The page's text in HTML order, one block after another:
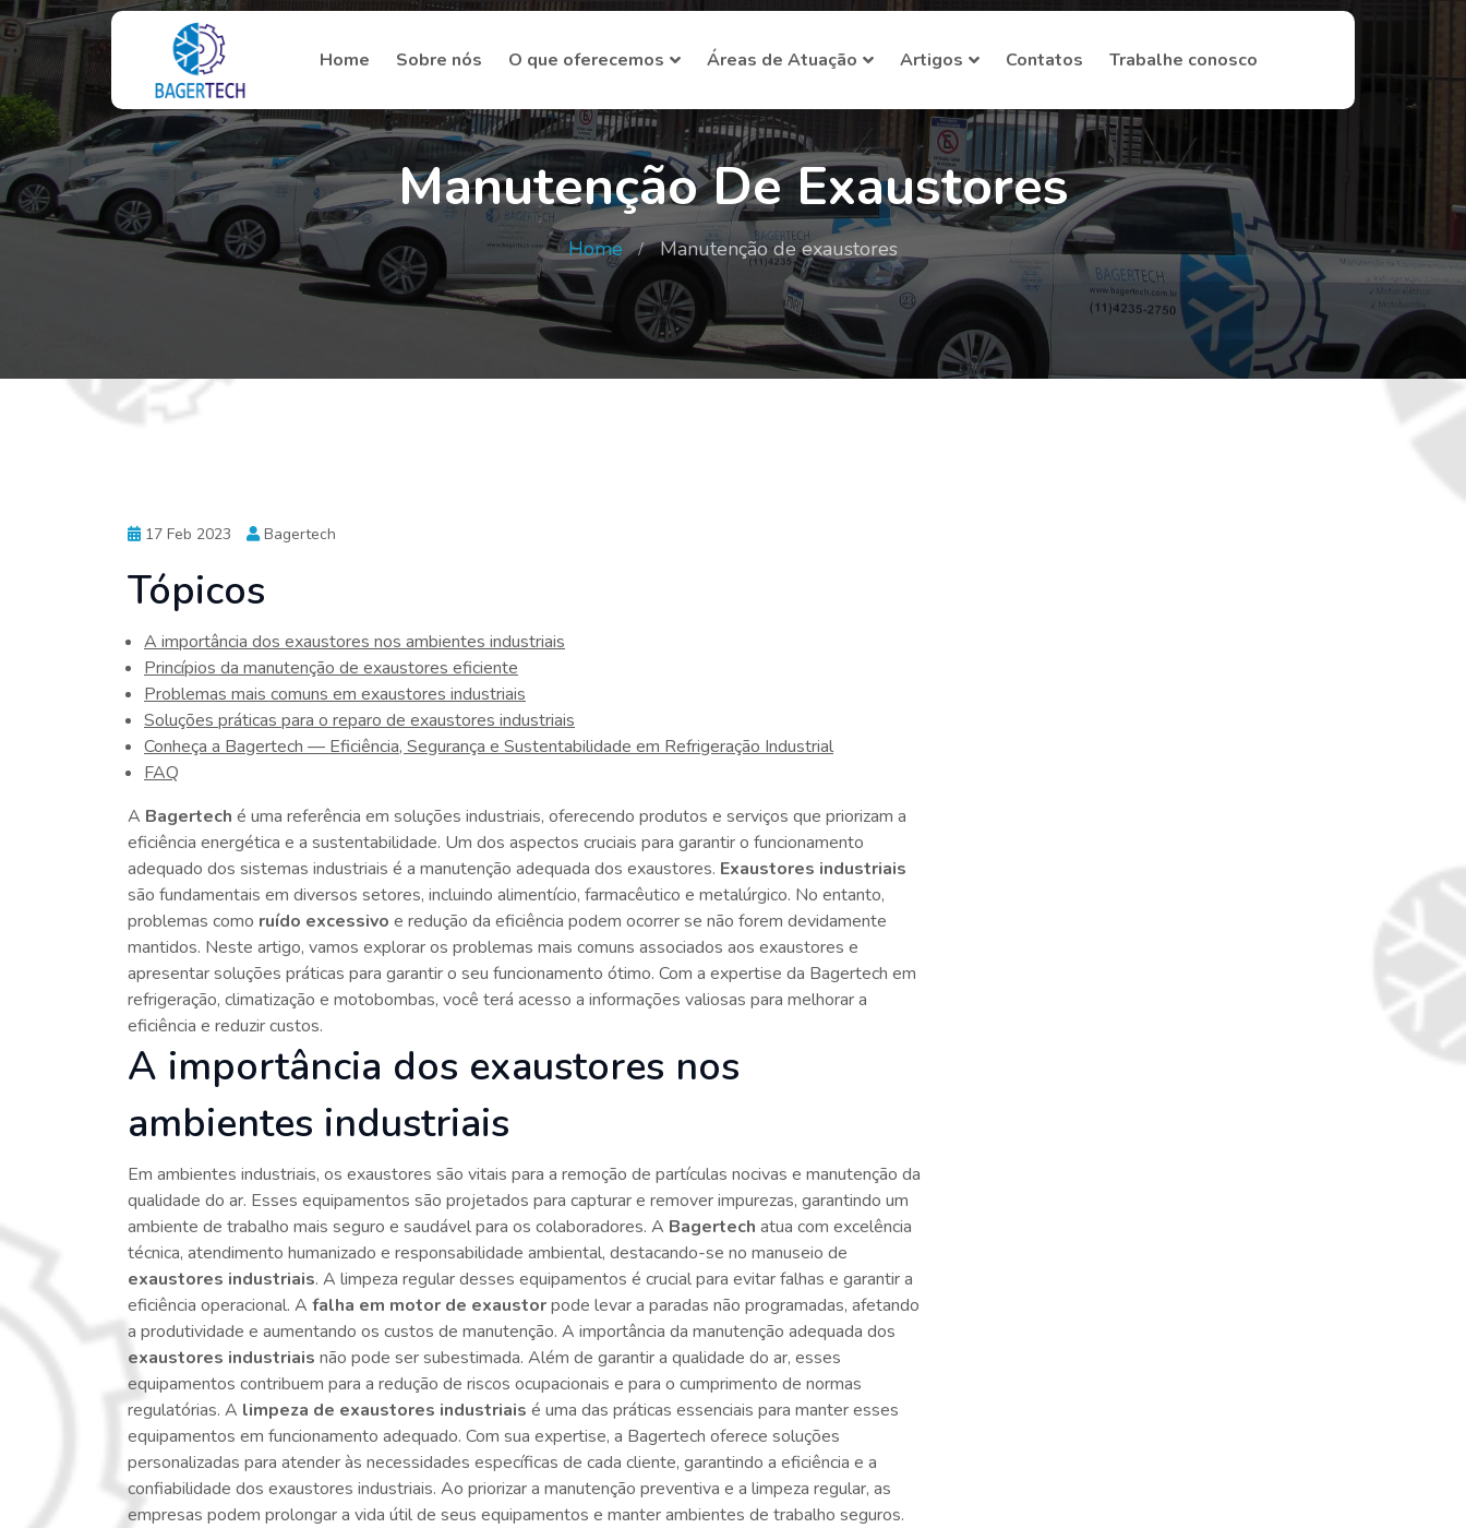
Home Sobre nós O que oferecemos Áreas de Atuação Artigos Contatos Trabalhe conosco
Manutenção De Exaustores
Home Manutenção de exaustores
17 Feb 2023 Bagertech
Tópicos
A importância dos exaustores nos ambientes industriais
Princípios da manutenção de exaustores eficiente
Problemas mais comuns em exaustores industriais
Soluções práticas para o reparo de exaustores industriais
Conheça a Bagertech — Eficiência, Segurança e Sustentabilidade em Refrigeração Industrial
FAQ
A Bagertech é uma referência em soluções industriais, oferecendo produtos e serviços que priorizam a
eficiência energética e a sustentabilidade. Um dos aspectos cruciais para garantir o funcionamento
adequado dos sistemas industriais é a manutenção adequada dos exaustores. Exaustores industriais
são fundamentais em diversos setores, incluindo alimentício, farmacêutico e metalúrgico. No entanto,
problemas como ruído excessivo e redução da eficiência podem ocorrer se não forem devidamente
mantidos. Neste artigo, vamos explorar os problemas mais comuns associados aos exaustores e
apresentar soluções práticas para garantir o seu funcionamento ótimo. Com a expertise da Bagertech em
refrigeração, climatização e motobombas, você terá acesso a informações valiosas para melhorar a
eficiência e reduzir custos.
A importância dos exaustores nos
ambientes industriais
Em ambientes industriais, os exaustores são vitais para a remoção de partículas nocivas e manutenção da
qualidade do ar. Esses equipamentos são projetados para capturar e remover impurezas, garantindo um
ambiente de trabalho mais seguro e saudável para os colaboradores. A Bagertech atua com excelência
técnica, atendimento humanizado e responsabilidade ambiental, destacando-se no manuseio de
exaustores industriais. A limpeza regular desses equipamentos é crucial para evitar falhas e garantir a
eficiência operacional. A falha em motor de exaustorpode levar a paradas não programadas, afetando
a produtividade e aumentando os custos de manutenção. A importância da manutenção adequada dos
exaustores industriais não pode ser subestimada. Além de garantir a qualidade do ar, esses
equipamentos contribuem para a redução de riscos ocupacionais e para o cumprimento de normas
regulatórias. A limpeza de exaustores industriais é uma das práticas essenciais para manter esses
equipamentos em funcionamento adequado. Com sua expertise, a Bagertech oferece soluções
personalizadas para atender às necessidades específicas de cada cliente, garantindo a eficiência e a
confiabilidade dos exaustores industriais. Ao priorizar a manutenção preventiva e a limpeza regular, as
empresas podem prolongar a vida útil de seus equipamentos e manter ambientes de trabalho seguros.